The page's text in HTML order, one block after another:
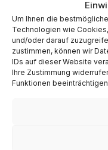
Um Ihnen die
Technologien wie
und/oder darauf
zustimmen, können wir
IDs auf dieser Website
Ihre Zustimmung
Funktionen
September 2024
August 2024
Juli 2024
Juni 2024
Mai 2024
April 2024